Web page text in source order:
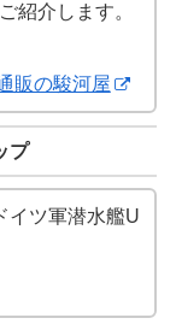
紹介します。
販の駿河屋
プ
イツ軍潜水艦U